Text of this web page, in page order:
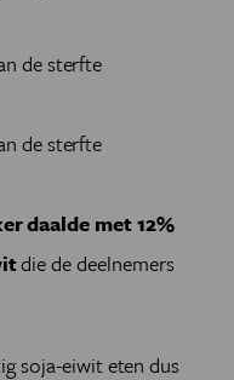
de sterfte
de sterfte
daalde met 12%
die de deelnemers
soja-eiwit eten dus